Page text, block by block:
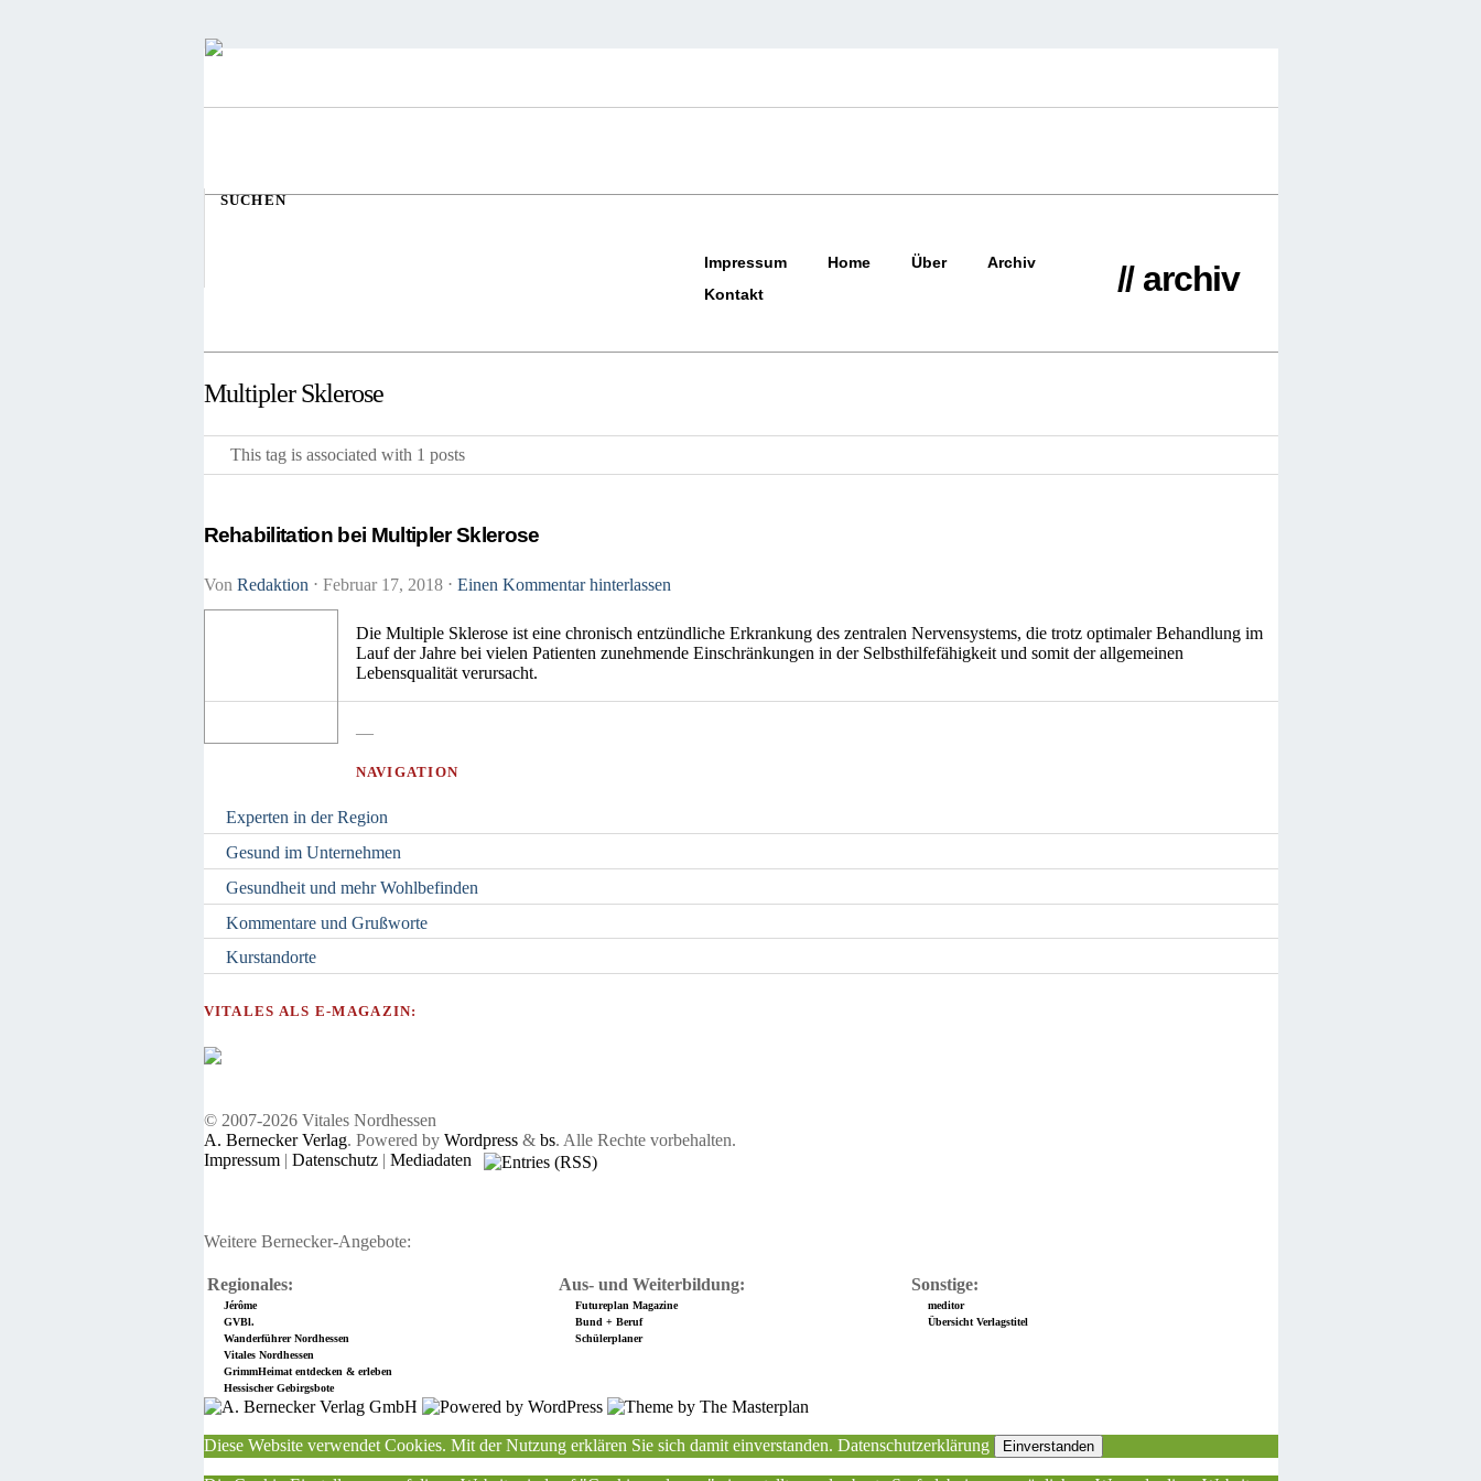
SUCHEN
Impressum Home Über
Archiv
Kontakt
// archiv
Multipler Sklerose
This tag is associated with 1 posts
Rehabilitation bei Multipler Sklerose
Von Redaktion ⋅ Februar 17, 2018 ⋅ Einen Kommentar hinterlassen
Die Multiple Sklerose ist eine chronisch entzündliche Erkrankung des zentralen Nervensystems, die trotz optimaler Behandlung im
Lauf der Jahre bei vielen Patienten zunehmende Einschränkungen in der Selbsthilfefähigkeit und somit der allgemeinen
Lebensqualität verursacht.
—
NAVIGATION
Experten in der Region
Gesund im Unternehmen
Gesundheit und mehr Wohlbefinden
Kommentare und Grußworte
Kurstandorte
VITALES ALS E-MAGAZIN:
© 2007-2026 Vitales Nordhessen
A. Bernecker Verlag. Powered by Wordpress& bs. Alle Rechte vorbehalten.
Impressum| Datenschutz| Mediadaten
Weitere Bernecker-Angebote:
Regionales: Aus- und Weiterbildung: Sonstige:
Jérôme Futureplan Magazine
meditor
GVBl.
Bund + Beruf
Übersicht Verlagstitel
Wanderführer Nordhessen
Schülerplaner
Vitales Nordhessen
GrimmHeimat entdecken & erleben
Hessischer Gebirgsbote
Diese Website verwendet Cookies. Mit der Nutzung erklären Sie sich damit einverstanden. Datenschutzerklärung Einverstanden